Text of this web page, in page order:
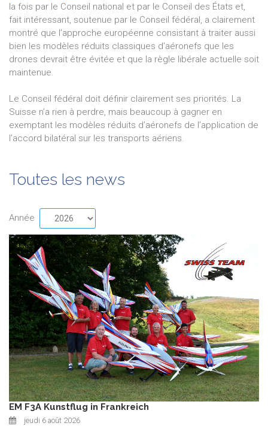
la fois par le Conseil national et par le Conseil des États et,
fait intéressant, soutenue par le Conseil fédéral, a clairement
montré que l’approche européenne consistant à traiter aussi
bien les modèles réduits classiques d’aéronefs que les
drones devrait être évitée et que la règle libérale actuelle soit
maintenue.
Le Conseil fédéral doit définir clairement ses priorités. La
Suisse n’a rien à perdre, mais beaucoup à gagner en
exemptant les modèles réduits d’aéronefs de l’application de
l’accord bilatéral sur les transports aériens.
Toutes les news
Année
EM F3A Kunstflug in Frankreich
jeudi 6 août 2026